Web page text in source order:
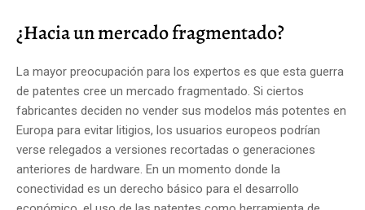
¿Hacia un mercado fragmentado?
La mayor preocupación para los expertos es que esta guerra
de patentes cree un mercado fragmentado. Si ciertos
fabricantes deciden no vender sus modelos más potentes en
Europa para evitar litigios, los usuarios europeos podrían
verse relegados a versiones recortadas o generaciones
anteriores de hardware. En un momento donde la
conectividad es un derecho básico para el desarrollo